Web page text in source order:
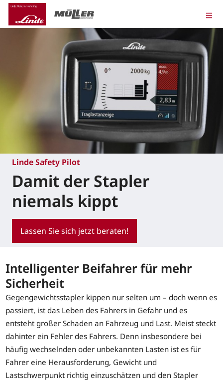
Linde Safety Pilot
Damit der Stapler
niemals kippt
Lassen Sie sich jetzt beraten!
Intelligenter Beifahrer für mehr
Sicherheit
Gegengewichtsstapler kippen nur selten um – doch wenn es
passiert, ist das Leben des Fahrers in Gefahr und es
entsteht großer Schaden an Fahrzeug und Last. Meist steckt
dahinter ein Fehler des Fahrers. Denn insbesondere bei
häufig wechselnden oder unbekannten Lasten ist es für
Fahrer eine Herausforderung, Gewicht und
Lastschwerpunkt richtig einzuschätzen und den Stapler